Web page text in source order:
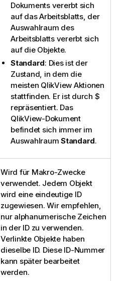
Dokuments vererbt sich
auf das Arbeitsblatts, der
Auswahlraum des
Arbeitsblatts vererbt sich
auf die Objekte.
Standard: Dies ist der
Zustand, in dem die
meisten QlikView Aktionen
stattfinden. Er ist durch $
repräsentiert. Das
QlikView-Dokument
befindet sich immer im
Auswahlraum Standard.
Wird für Makro-Zwecke
verwendet. Jedem Objekt
wird eine eindeutige ID
zugewiesen. Wir empfehlen,
nur alphanumerische Zeichen
in der ID zu verwenden.
Verlinkte Objekte haben
dieselbe ID. Diese ID-Nummer
kann später bearbeitet
werden.